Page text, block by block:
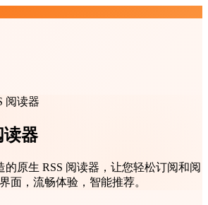
阅读器
读器
的原生 RSS 阅读器，让您轻松订阅和阅
面，流畅体验，智能推荐。